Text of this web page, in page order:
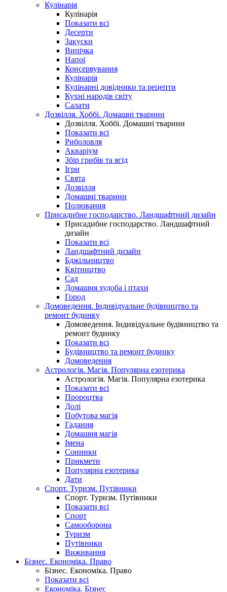
Кулінарія
Кулінарія
Показати всі
Десерти
Закуски
Випічка
Напої
Консервування
Кулінарія
Кулінарні довідники та рецепти
Кухні народів світу
Салати
Дозвілля. Хоббі. Домашні тварини
Дозвілля. Хоббі. Домашні тварини
Показати всі
Риболовля
Акваріум
Збір грибів та ягід
Ігри
Свята
Дозвілля
Домашні тварини
Полювання
Присадибне господарство. Ландшафтний дизайн
Присадибне господарство. Ландшафтний
дизайн
Показати всі
Ландшафтний дизайн
Бджільництво
Квітництво
Сад
Домашня худоба і птахи
Город
Домоведення. Індивідуальне будівництво та
ремонт будинку
Домоведення. Індивідуальне будівництво та
ремонт будинку
Показати всі
Будівництво та ремонт будинку
Домоведення
Астрологія. Магія. Популярна езотерика
Астрологія. Магія. Популярна езотерика
Показати всі
Пророцтва
Долі
Побутова магія
Гадання
Домашня магія
Імена
Сонники
Прикмети
Популярна езотерика
Дати
Спорт. Туризм. Путівники
Спорт. Туризм. Путівники
Показати всі
Спорт
Самооборона
Туризм
Путівники
Виживання
Бізнес. Економіка. Право
Бізнес. Економіка. Право
Показати всі
Економіка. Бізнес